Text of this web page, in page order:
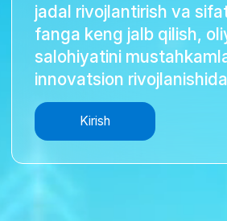
jadal rivojlantirish va
fanga keng jalb qilish,
salohiyatini
innovatsion
Kirish